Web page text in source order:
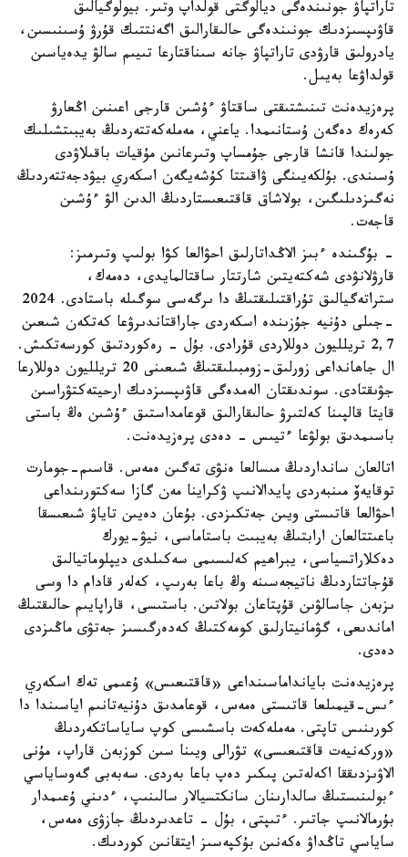
تاراتپاۋ جونىندەگى ديالوگتى قولداپ وتىر. بيولوگيالىق
قاۋىپسىزدىك جونىندەگى حالىقارالىق اگەنتتىك قۇرۋ ۇسىنىسىن،
يادرولىق قارۋدى تاراتپاۋ جانە سىناقتارعا تىيىم سالۋ يدەياسىن
قولداۋعا بەيىل.
پرەزيدەنت تىنىشتىقتى ساقتاۋ ءۇشىن قارجى اعىنىن اڭعارۋ
كەرەك دەگەن ۇستانىمدا. ياعني، مەملەكەتتەردىڭ بەيبىتشىلىك
جولىندا قانشا قارجى جۇمساپ وتىرعانىن مۇقيات باقىلاۋدى
ۇسىندى. بۇلكەيىنگى ۋاقىتتا كۇشەيگەن اسكەري بيۋدجەتتەردىڭ
نەگىزدىلىگىن، بولاشاق قاقتىعىستاردىڭ الدىن الۋ ءۇشىن
قاجەت.
- بۇگىندە ءبىز الاڭداتارلىق احۋالعا كۋا بولىپ وتىرمىز:
قارۋلانۋدى شەكتەيتىن شارتتار ساقتالمايدى، دەمەك،
ستراتەگيالىق تۇراقتىلىقتىڭ دا ىرگەسى سوگىلە باستادى. 2024
-جىلى دۇنيە جۇزىندە اسكەردى جاراقتاندىرۋعا كەتكەن شىعىن
2,7 تريلليون دوللاردى قۇرادى. بۇل - رەكوردتىق كورسەتكىش.
ال جاھانداعى زورلىق-زومبىلىقتىڭ شىعىنى 20 تريلليون دوللارعا
جۋىقتادى. سوندىقتان الەمدەگى قاۋىپسىزدىك ارحيتەكتۋراسىن
قايتا قالپىنا كەلتىرۋ حالىقارالىق قوعامداستىق ءۇشىن ەڭ باستى
باسىمدىق بولۋعا ءتيىس - دەدى پرەزيدەنت.
اتالعان سانداردىڭ مىسالعا ەنۋى تەگىن ەمەس. قاسىم-جومارت
توقايەۆ مىنبەردى پايدالانىپ ۋكراينا مەن گازا سەكتورىنداعى
احۋالعا قاتىستى ويىن جەتكىزدى. بۇعان دەيىن تاياۋ شىعىسقا
باعىتتالعان ارابتىڭ بەيبىت باستاماسى، نيۋ-يورك
دەكلاراتسياسى، يبراھيم كەلىسىمى سەكىلدى ديپلوماتيالىق
قۇجاتتاردىڭ ناتيجەسىنە وڭ باعا بەرىپ، كەلەر قادام دا وسى
ىزبەن جاسالۋىن قۇپتاعان بولاتىن. باستىسى، قاراپايىم حالىقتىڭ
اماندىعى، گۋمانيتارلىق كومەكتىڭ كەدەرگىسىز جەتۋى ماڭىزدى
دەدى.
پرەزيدەنت بايانداماسىنداعى «قاقتىعىس» ۇعىمى تەك اسكەري
ءىس-قيمىلعا قاتىستى ەمەس، قوعامدىق دۇنيەتانىم اياسىندا دا
كورىنىس تاپتى. مەملەكەت باسشىسى كوپ ساياساتكەردىڭ
«وركەنيەت قاقتىعىسى» تۋرالى ويىنا سىن كوزبەن قاراپ، مۇنى
الاۋىزدىققا اكەلەتىن پىكىر دەپ باعا بەردى. سەبەبى گەوساياسي
ءبولىنىستىڭ سالدارىنان سانكتسيالار سالىنىپ، ءدىني ۇعىمدار
بۇرمالانىپ جاتىر. ءتىپتى، بۇل - تاعدىردىڭ جازۋى ەمەس،
ساياسي تاڭداۋ ەكەنىن بۇكپەسىز ايتقانىن كوردىك.